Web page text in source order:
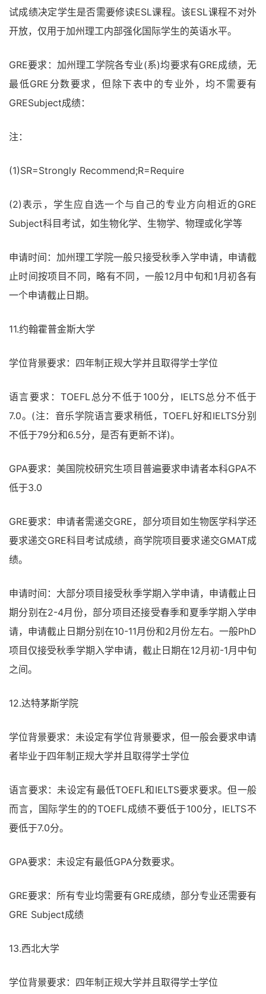
试成绩决定学生是否需要修读ESL课程。该ESL课程不对外
开放，仅用于加州理工内部强化国际学生的英语水平。
GRE要求：加州理工学院各专业(系)均要求有GRE成绩，无
最低GRE分数要求，但除下表中的专业外，均不需要有
GRESubject成绩：
注：
(1)SR=Strongly Recommend;R=Require
(2)表示，学生应自选一个与自己的专业方向相近的GRE
Subject科目考试，如生物化学、生物学、物理或化学等
申请时间：加州理工学院一般只接受秋季入学申请，申请截
止时间按项目不同，略有不同，一般12月中旬和1月初各有
一个申请截止日期。
11.约翰霍普金斯大学
学位背景要求：四年制正规大学并且取得学士学位
语言要求：TOEFL总分不低于100分，IELTS总分不低于
7.0。(注：音乐学院语言要求稍低，TOEFL好和IELTS分别
不低于79分和6.5分，是否有更新不详)。
GPA要求：美国院校研究生项目普遍要求申请者本科GPA不
低于3.0
GRE要求：申请者需递交GRE，部分项目如生物医学科学还
要求递交GRE科目考试成绩，商学院项目要求递交GMAT成
绩。
申请时间：大部分项目接受秋季学期入学申请，申请截止日
期分别在2-4月份，部分项目还接受春季和夏季学期入学申
请，申请截止日期分别在10-11月份和2月份左右。一般PhD
项目仅接受秋季学期入学申请，截止日期在12月初-1月中旬
之间。
12.达特茅斯学院
学位背景要求：未设定有学位背景要求，但一般会要求申请
者毕业于四年制正规大学并且取得学士学位
语言要求：未设定有最低TOEFL和IELTS要求要求。但一般
而言，国际学生的的TOEFL成绩不要低于100分，IELTS不
要低于7.0分。
GPA要求：未设定有最低GPA分数要求。
GRE要求：所有专业均需要有GRE成绩，部分专业还需要有
GRE Subject成绩
13.西北大学
学位背景要求：四年制正规大学并且取得学士学位